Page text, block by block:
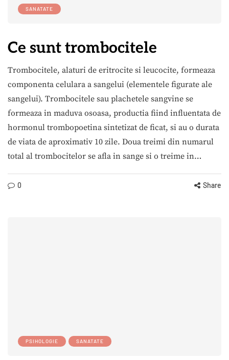
SANATATE
Ce sunt trombocitele
Trombocitele, alaturi de eritrocite si leucocite, formeaza
componenta celulara a sangelui (elementele figurate ale
sangelui). Trombocitele sau plachetele sangvine se
formeaza in maduva osoasa, productia fiind influentata de
hormonul trombopoetina sintetizat de ficat, si au o durata
de viata de aproximativ 10 zile. Doua treimi din numarul
total al trombocitelor se afla in sange si o treime in…
0 Share
PSIHOLOGIE SANATATE